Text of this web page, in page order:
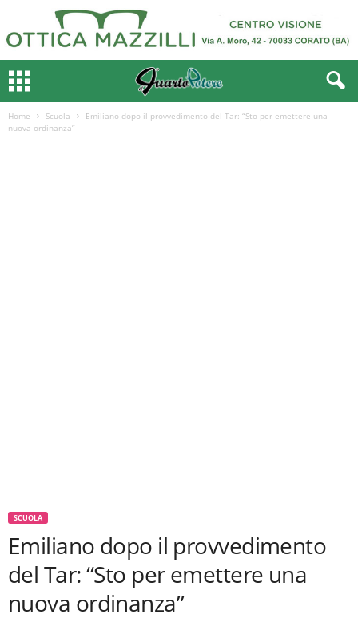
Home Scuola
Emiliano dopo il provvedimento del Tar: “Sto per emettere una
nuova ordinanza”
SCUOLA
Emiliano dopo il provvedimento
del Tar: “Sto per emettere una
nuova ordinanza”